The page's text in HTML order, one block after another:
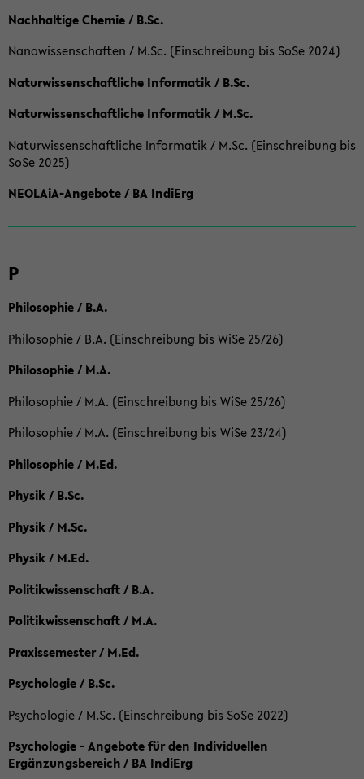
Nachhaltige Chemie / B.Sc.
Nanowissenschaften / M.Sc. (Einschreibung bis SoSe 2024)
Naturwissenschaftliche Informatik / B.Sc.
Naturwissenschaftliche Informatik / M.Sc.
Naturwissenschaftliche Informatik / M.Sc. (Einschreibung bis
SoSe 2025)
NEOLAiA-Angebote / BA IndiErg
P
Philosophie / B.A.
Philosophie / B.A. (Einschreibung bis WiSe 25/26)
Philosophie / M.A.
Philosophie / M.A. (Einschreibung bis WiSe 25/26)
Philosophie / M.A. (Einschreibung bis WiSe 23/24)
Philosophie / M.Ed.
Physik / B.Sc.
Physik / M.Sc.
Physik / M.Ed.
Politikwissenschaft / B.A.
Politikwissenschaft / M.A.
Praxissemester / M.Ed.
Psychologie / B.Sc.
Psychologie / M.Sc. (Einschreibung bis SoSe 2022)
Psychologie - Angebote für den Individuellen
Ergänzungsbereich / BA IndiErg